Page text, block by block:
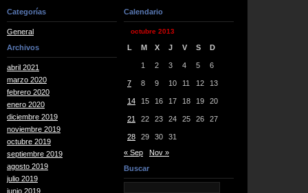
Categorías
General
Archivos
abril 2021
marzo 2020
febrero 2020
enero 2020
diciembre 2019
noviembre 2019
octubre 2019
septiembre 2019
agosto 2019
julio 2019
junio 2019
Calendario
octubre 2013
L M X J V S D
1 2 3 4 5 6
7 8 9 10 11 12 13
14 15 16 17 18 19 20
21 22 23 24 25 26 27
28 29 30
31
« Sep
Nov »
Buscar